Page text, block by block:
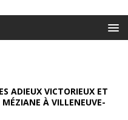
ADIEUX VICTORIEUX ET
MÉZIANE À VILLENEUVE-